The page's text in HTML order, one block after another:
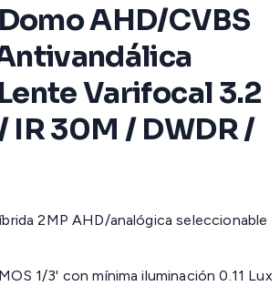
AHD/CVBS
Varifocal 3.2
IR 30M / DWDR /
2MP AHD/analógica seleccionable
1/3' con mínima iluminación 0.11 Lux